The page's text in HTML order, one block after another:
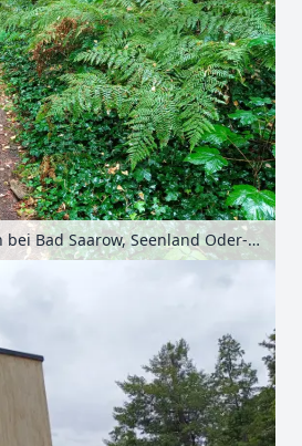
Waldpfad mit Farnen bei Bad Saarow, Seenland Oder-Spree, Brandenburg, Deutschland